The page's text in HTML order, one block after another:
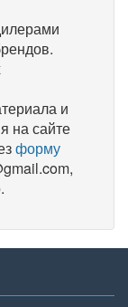
и
на сайте
форму